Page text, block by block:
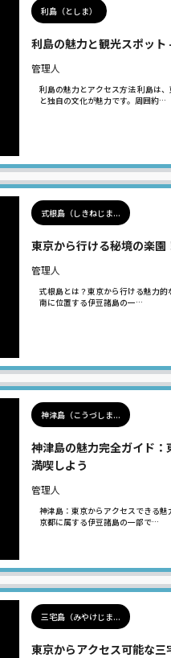
利島（としま）
利島の魅力と観光スポッ
管理人
利島の魅力とアクセス方法 利島は
と独自の文化が魅力です。周囲約…
式根島（しきねじま...
東京から行ける秘境の楽
管理人
式根島とは？東京から行ける魅力
南に位置する伊豆諸島の一…
神津島（こうづしま...
神津島の魅力完全ガイド
満喫しよう
管理人
神津島：東京からアクセスできる
京都に属する伊豆諸島の一部で…
三宅島（みやけじま...
東京からアクセス可能な